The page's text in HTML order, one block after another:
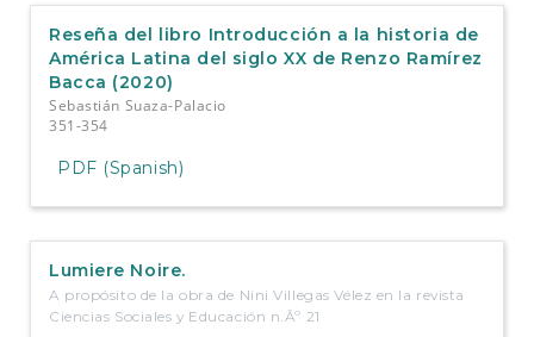
Reseña del libro Introducción a la historia de
América Latina del siglo XX de Renzo Ramírez
Bacca (2020)
Sebastián Suaza-Palacio
351-354
PDF (Spanish)
Lumiere Noire.
A propósito de la obra de Nini Villegas Vélez en la revista
Ciencias Sociales y Educación n.Âº 21